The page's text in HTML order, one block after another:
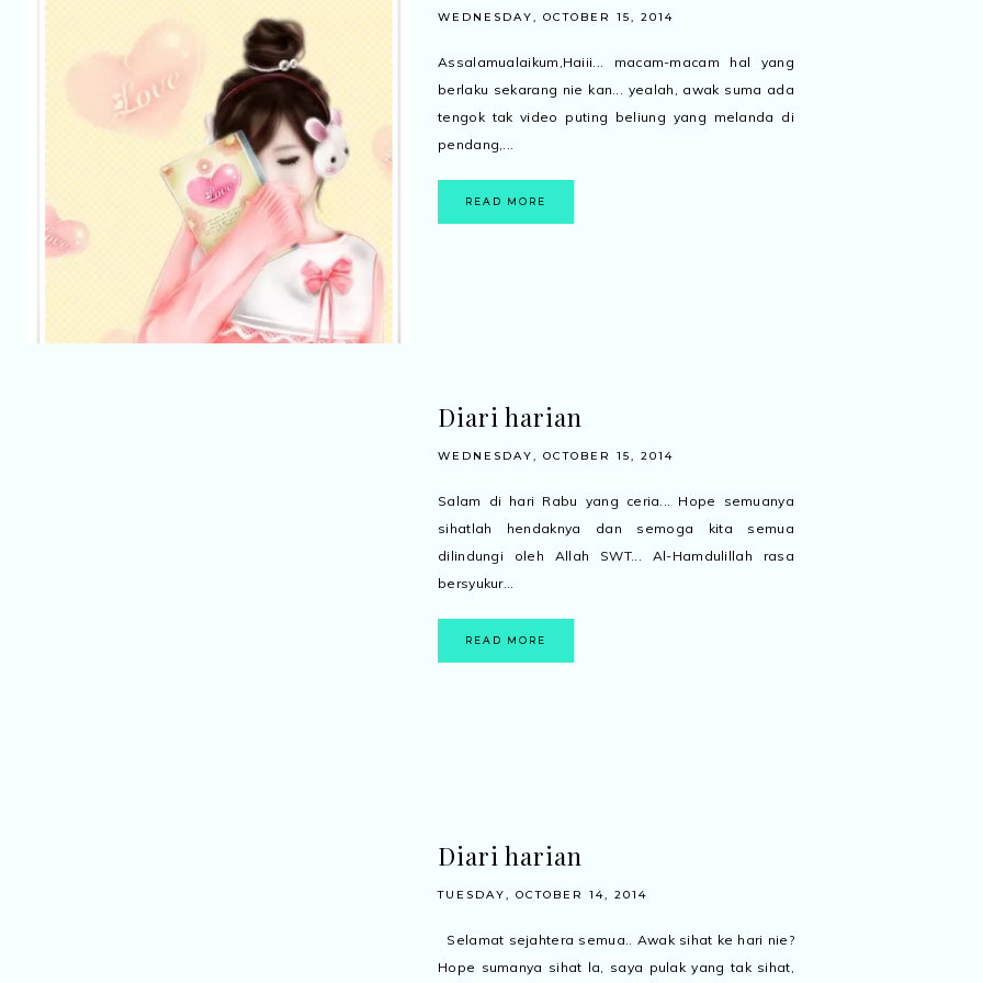
WEDNESDAY, OCTOBER 15, 2014
Assalamualaikum,Haiii... macam-macam hal yang
berlaku sekarang nie kan... yealah, awak suma ada
tengok tak video puting beliung yang melanda di
pendang,...
READ MORE
Diari harian
WEDNESDAY, OCTOBER 15, 2014
Salam di hari Rabu yang ceria... Hope semuanya
sihatlah hendaknya dan semoga kita semua
dilindungi oleh Allah SWT... Al-Hamdulillah rasa
bersyukur...
READ MORE
Diari harian
TUESDAY, OCTOBER 14, 2014
Selamat sejahtera semua.. Awak sihat ke hari nie?
Hope sumanya sihat la, saya pulak yang tak sihat,